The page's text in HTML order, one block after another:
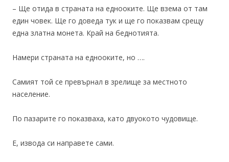
– Ще отида в страната на еднооките. Ще взема от там
един човек. Ще го доведа тук и ще го показвам срещу
една златна монета. Край на беднотията.
Намери страната на еднооките, но ….
Самият той се превърнал в зрелище за местното
население.
По пазарите го показваха, като двуокото чудовище.
Е, извода си направете сами.